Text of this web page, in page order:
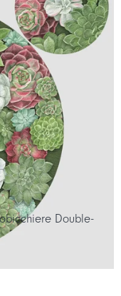
Double-